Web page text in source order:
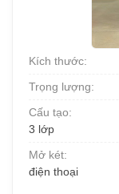
Kích thước:
Trọng lượng:
Cấu tạo:
3 lớp
Mở két:
điện thoại